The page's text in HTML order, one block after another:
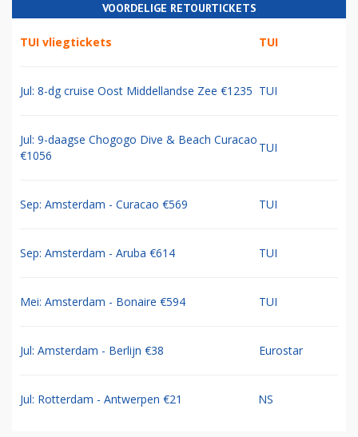
VOORDELIGE RETOURTICKETS
TUI vliegtickets TUI
Jul: 8-dg cruise Oost Middellandse Zee €1235 TUI
Jul: 9-daagse Chogogo Dive & Beach Curacao
€1056
TUI
Sep: Amsterdam - Curacao €569 TUI
Sep: Amsterdam - Aruba €614 TUI
Mei: Amsterdam - Bonaire €594 TUI
Jul: Amsterdam - Berlijn €38 Eurostar
Jul: Rotterdam - Antwerpen €21 NS